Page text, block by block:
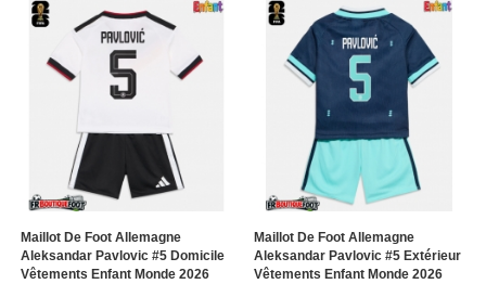
Maillot De Foot Allemagne
Aleksandar Pavlovic #5 Domicile
Vêtements Enfant Monde 2026
Maillot De Foot Allemagne
Aleksandar Pavlovic #5 Extérieur
Vêtements Enfant Monde 2026